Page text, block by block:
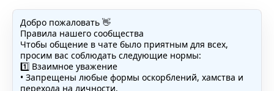
Добро пожаловать 👋
Правила нашего сообщества
Чтобы общение в чате было приятным для всех,
просим вас соблюдать следующие нормы:
1️⃣ Взаимное уважение
• Запрещены любые формы оскорблений, хамства и
перехода на личности.